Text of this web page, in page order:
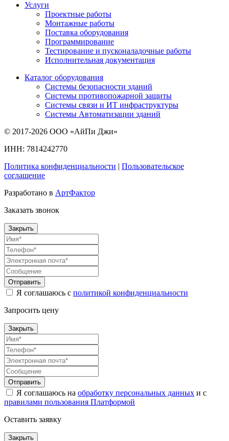
Услуги
Проектные работы
Монтажные работы
Поставка оборудования
Программирование
Тестирование и пусконаладочные работы
Исполнительная документация
Каталог оборудования
Системы безопасности зданий
Системы противопожарной защиты
Системы связи и ИТ инфраструктуры
Системы Автоматизации зданий
© 2017-2026 ООО «АйПи Джи»
ИНН: 7814242770
Политика конфиденциальности | Пользовательское
соглашение
Разработано в АртФактор
Заказать звонок
Закрыть
Отправить
Я соглашаюсь с политикой конфиденциальности
Запросить цену
Закрыть
Отправить
Я соглашаюсь на обработку персональных данных и с
правилами пользования Платформой
Оставить заявку
Закрыть